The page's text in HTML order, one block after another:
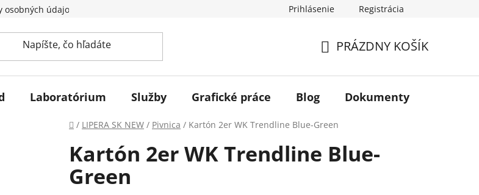
údajov Prihlásenie Registrácia
KOŠÍK
PRÁZDNY KOŠÍK
Laboratórium Služby Grafické práce Blog Dokumenty
Domov
/ LIPERA SK NEW / Pivnica / Kartón 2er WK Trendline Blue-Green
Kartón 2er WK Trendline Blue-
Green